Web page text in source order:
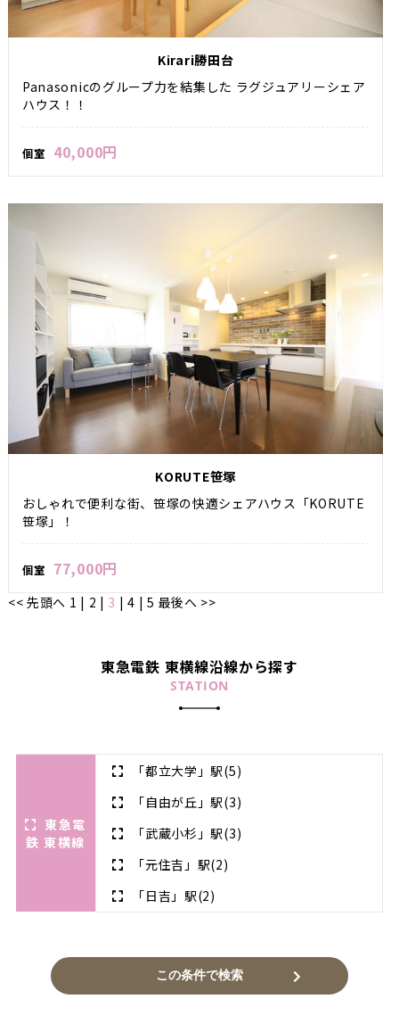
Kirari勝田台
Panasonicのグループ力を結集した ラグジュアリーシェア
ハウス！！
個室 40,000円
KORUTE笹塚
おしゃれで便利な街、笹塚の快適シェアハウス「KORUTE
笹塚」！
個室 77,000円
<< 先頭へ 1 | 2 | 3 |4 |5 最後へ >>
東急電鉄 東横線沿線から探す
STATION
東急電
鉄 東横線
「都立大学」駅(5)
「自由が丘」駅(3)
「武蔵小杉」駅(3)
「元住吉」駅(2)
「日吉」駅(2)